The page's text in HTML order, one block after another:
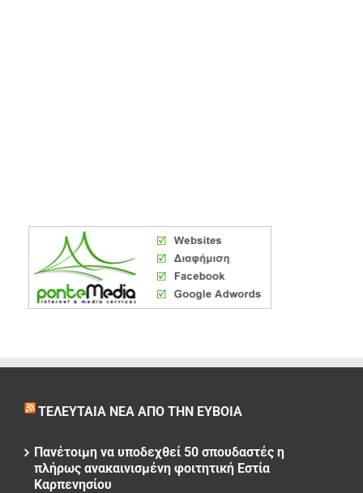
ΤΕΛΕΥΤΑΊΑ ΝΈΑ ΑΠΌ ΤΗΝ ΕΎΒΟΙΑ
Πανέτοιμη να υποδεχθεί 50 σπουδαστές η
πλήρως ανακαινισμένη φοιτητική Εστία
Καρπενησίου